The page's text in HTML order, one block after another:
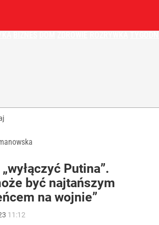
Putina”.
być najtańszym
na wojnie”
11:12